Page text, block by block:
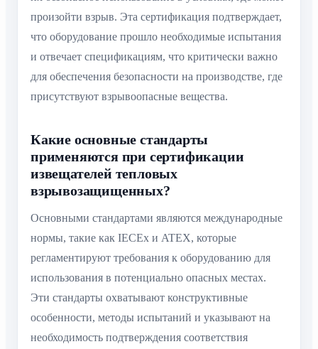
произойти взрыв. Эта сертификация подтверждает,
что оборудование прошло необходимые испытания
и отвечает спецификациям, что критически важно
для обеспечения безопасности на производстве, где
присутствуют взрывоопасные вещества.
Какие основные стандарты
применяются при сертификации
извещателей тепловых
взрывозащищенных?
Основными стандартами являются международные
нормы, такие как IECEx и ATEX, которые
регламентируют требования к оборудованию для
использования в потенциально опасных местах.
Эти стандарты охватывают конструктивные
особенности, методы испытаний и указывают на
необходимость подтверждения соответствия